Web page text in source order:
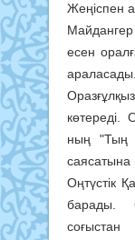
Жеңіспен
есен
ның "Тың
Оңтүстік
барады.
соғыстан